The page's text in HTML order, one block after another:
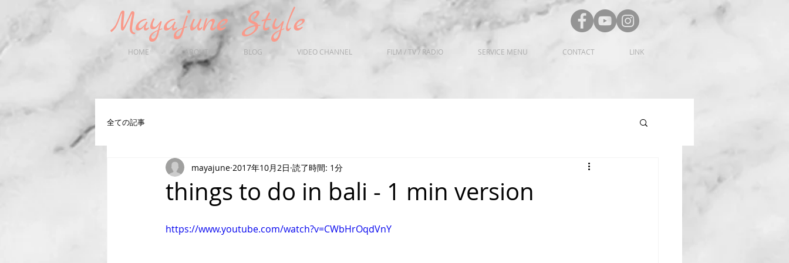
Mayajune Style
HOME ABOUT BLOG VIDEO CHANNEL FILM / TV / RADIO SERVICE MENU CONTACT LINK
全ての記事
things to do in bali - 1 min version
mayajune 2017年10月2日 読了時間: 1分
https://www.youtube.com/watch?v=CWbHrOqdVnY